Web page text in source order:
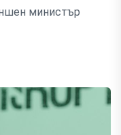
министър